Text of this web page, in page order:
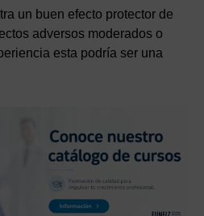
un buen efecto protector de
adversos moderados o
esta podría ser una